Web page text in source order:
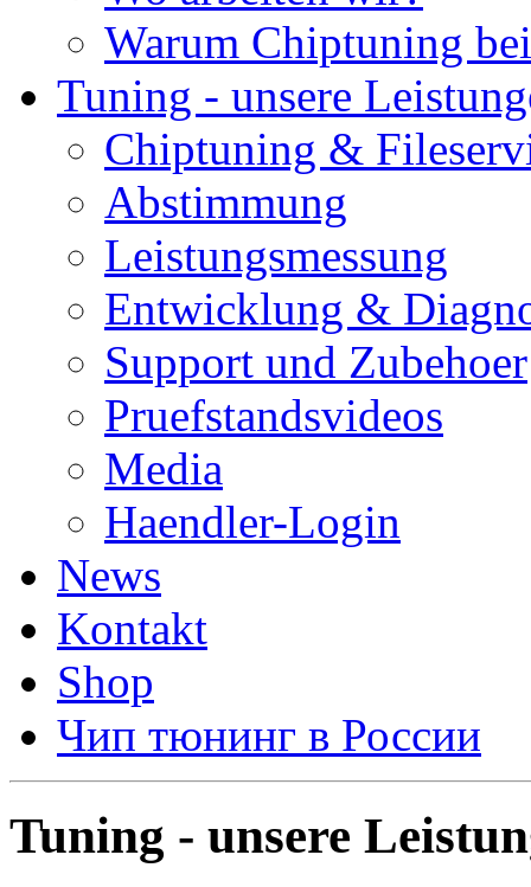
Warum Chiptuning
Tuning - unsere
Chiptuning &
Abstimmung
Leistungsmessung
Entwicklung &
Support und Zubehoer
Pruefstandsvideos
Media
Haendler-Login
News
Kontakt
Shop
Чип тюнинг в России
Tuning - unsere